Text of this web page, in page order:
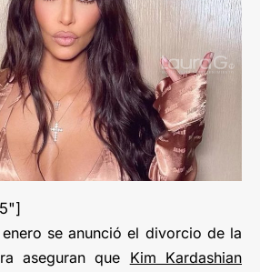
se anunció el divorcio de la
aseguran que Kim Kardashian